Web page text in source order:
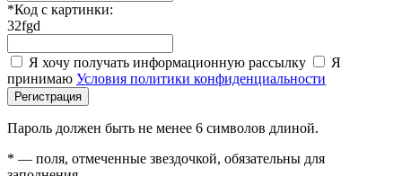
*Код с картинки:
32fgd
Я хочу получать информационную рассылку
Я
принимаю Условия политики конфиденциальности
Регистрация
Пароль должен быть не менее 6 символов длиной.
* — поля, отмеченные звездочкой, обязательны для